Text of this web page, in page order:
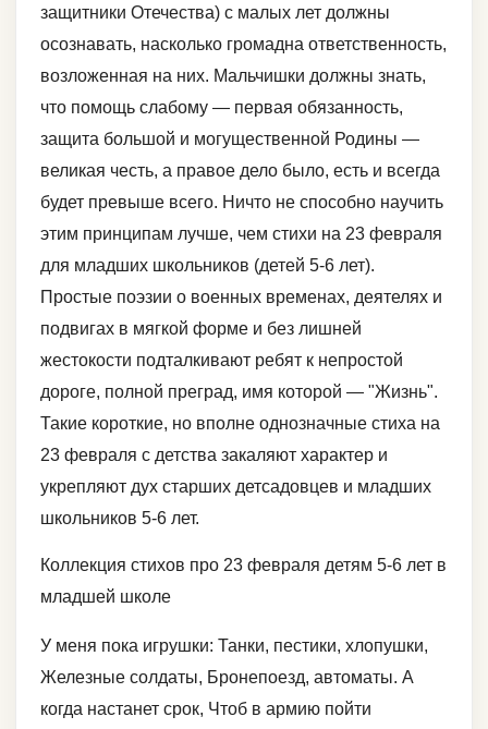
защитники Отечества) с малых лет должны
осознавать, насколько громадна ответственность,
возложенная на них. Мальчишки должны знать,
что помощь слабому — первая обязанность,
защита большой и могущественной Родины —
великая честь, а правое дело было, есть и всегда
будет превыше всего. Ничто не способно научить
этим принципам лучше, чем стихи на 23 февраля
для младших школьников (детей 5-6 лет).
Простые поэзии о военных временах, деятелях и
подвигах в мягкой форме и без лишней
жестокости подталкивают ребят к непростой
дороге, полной преград, имя которой — "Жизнь".
Такие короткие, но вполне однозначные стиха на
23 февраля с детства закаляют характер и
укрепляют дух старших детсадовцев и младших
школьников 5-6 лет.
Коллекция стихов про 23 февраля детям 5-6 лет в
младшей школе
У меня пока игрушки: Танки, пестики, хлопушки,
Железные солдаты, Бронепоезд, автоматы. А
когда настанет срок, Чтоб в армию пойти